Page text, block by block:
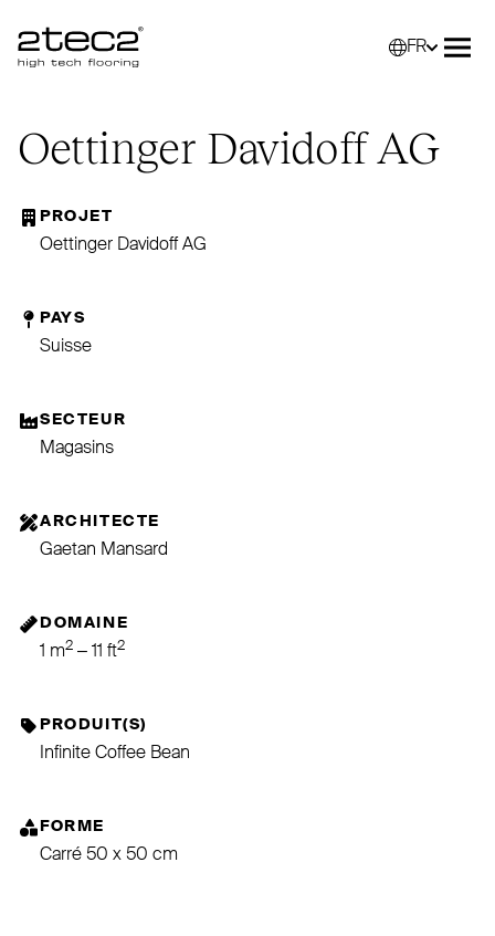
Primary
FR
Oettinger DavidoffAG
PROJET
Oettinger Davidoff AG
PAYS
Suisse
SECTEUR
Magasins
ARCHITECTE
Gaetan Mansard
DOMAINE
1 m2 – 11 ft2
PRODUIT(S)
Infinite Coffee Bean
FORME
Carré 50 x 50 cm